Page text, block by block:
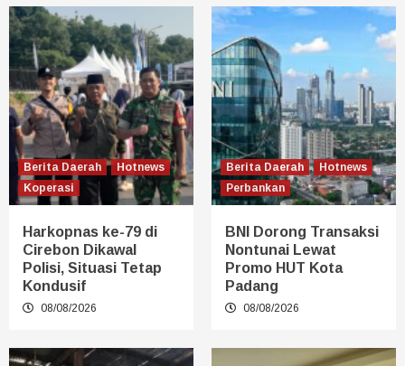
Berita Daerah
Hotnews
Koperasi
Harkopnas ke-79 di
Cirebon Dikawal
Polisi, Situasi Tetap
Kondusif
08/08/2026
Berita Daerah
Hotnews
Perbankan
BNI Dorong Transaksi
Nontunai Lewat
Promo HUT Kota
Padang
08/08/2026